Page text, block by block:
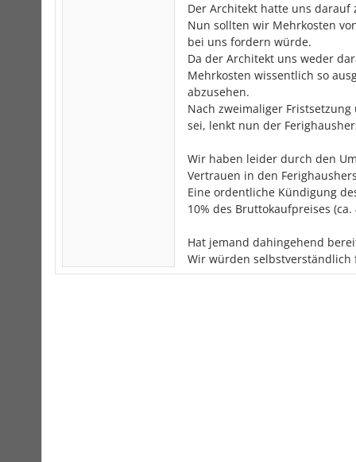
Der Architekt hatte uns darauf
Nun sollten wir Mehrkosten
bei uns fordern würde.
Da der Architekt uns weder
Mehrkosten wissentlich so
abzusehen.
Nach zweimaliger
sei, lenkt nun der
Wir haben leider durch den
Vertrauen in den
Eine ordentliche Kündigung
10% des Bruttokaufpreises (ca.
Hat jemand dahingehend
Wir würden